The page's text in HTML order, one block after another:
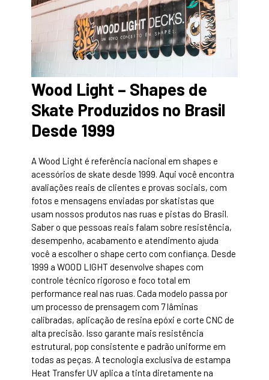
Wood Light – Shapes de
Skate Produzidos no Brasil
Desde 1999
A Wood Light é referência nacional em shapes e
acessórios de skate desde 1999. Aqui você encontra
avaliações reais de clientes e provas sociais, com
fotos e mensagens enviadas por skatistas que
usam nossos produtos nas ruas e pistas do Brasil.
Saber o que pessoas reais falam sobre resistência,
desempenho, acabamento e atendimento ajuda
você a escolher o shape certo com confiança. Desde
1999 a WOOD LIGHT desenvolve shapes com
controle técnico rigoroso e foco total em
performance real nas ruas. Cada modelo passa por
um processo de prensagem com 7 lâminas
calibradas, aplicação de resina epóxi e corte CNC de
alta precisão. Isso garante mais resistência
estrutural, pop consistente e padrão uniforme em
todas as peças. A tecnologia exclusiva de estampa
Heat Transfer UV aplica a tinta diretamente na